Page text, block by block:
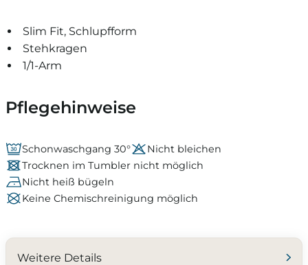
Slim Fit, Schlupfform
Stehkragen
1/1-Arm
Pflegehinweise
Schonwaschgang 30°
Nicht bleichen
Trocknen im Tumbler nicht möglich
Nicht heiß bügeln
Keine Chemischreinigung möglich
Weitere Details